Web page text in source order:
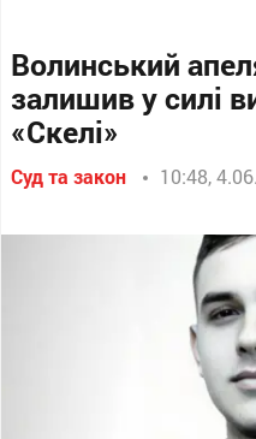
Волинський
залишив у силі
«Скелі»
Суд та закон 10:48,